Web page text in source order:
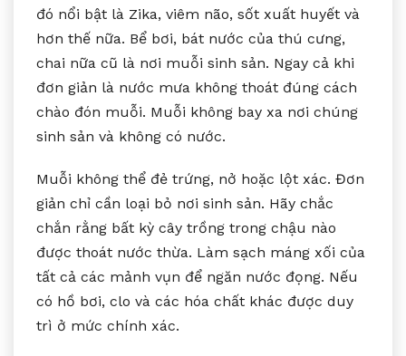
đó nổi bật là Zika, viêm não, sốt xuất huyết và
hơn thế nữa. Bể bơi, bát nước của thú cưng,
chai nữa cũ là nơi muỗi sinh sản. Ngay cả khi
đơn giản là nước mưa không thoát đúng cách
chào đón muỗi. Muỗi không bay xa nơi chúng
sinh sản và không có nước.
Muỗi không thể đẻ trứng, nở hoặc lột xác. Đơn
giản chỉ cần loại bỏ nơi sinh sản. Hãy chắc
chắn rằng bất kỳ cây trồng trong chậu nào
được thoát nước thừa. Làm sạch máng xối của
tất cả các mảnh vụn để ngăn nước đọng. Nếu
có hồ bơi, clo và các hóa chất khác được duy
trì ở mức chính xác.